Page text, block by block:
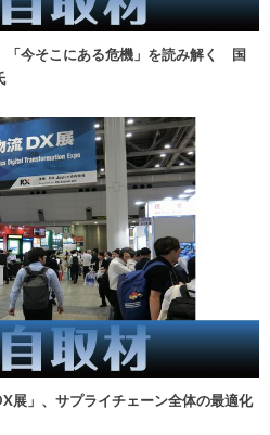
「今そこにある危機」を読み解く 国
展」、サプライチェーン全体の最適化